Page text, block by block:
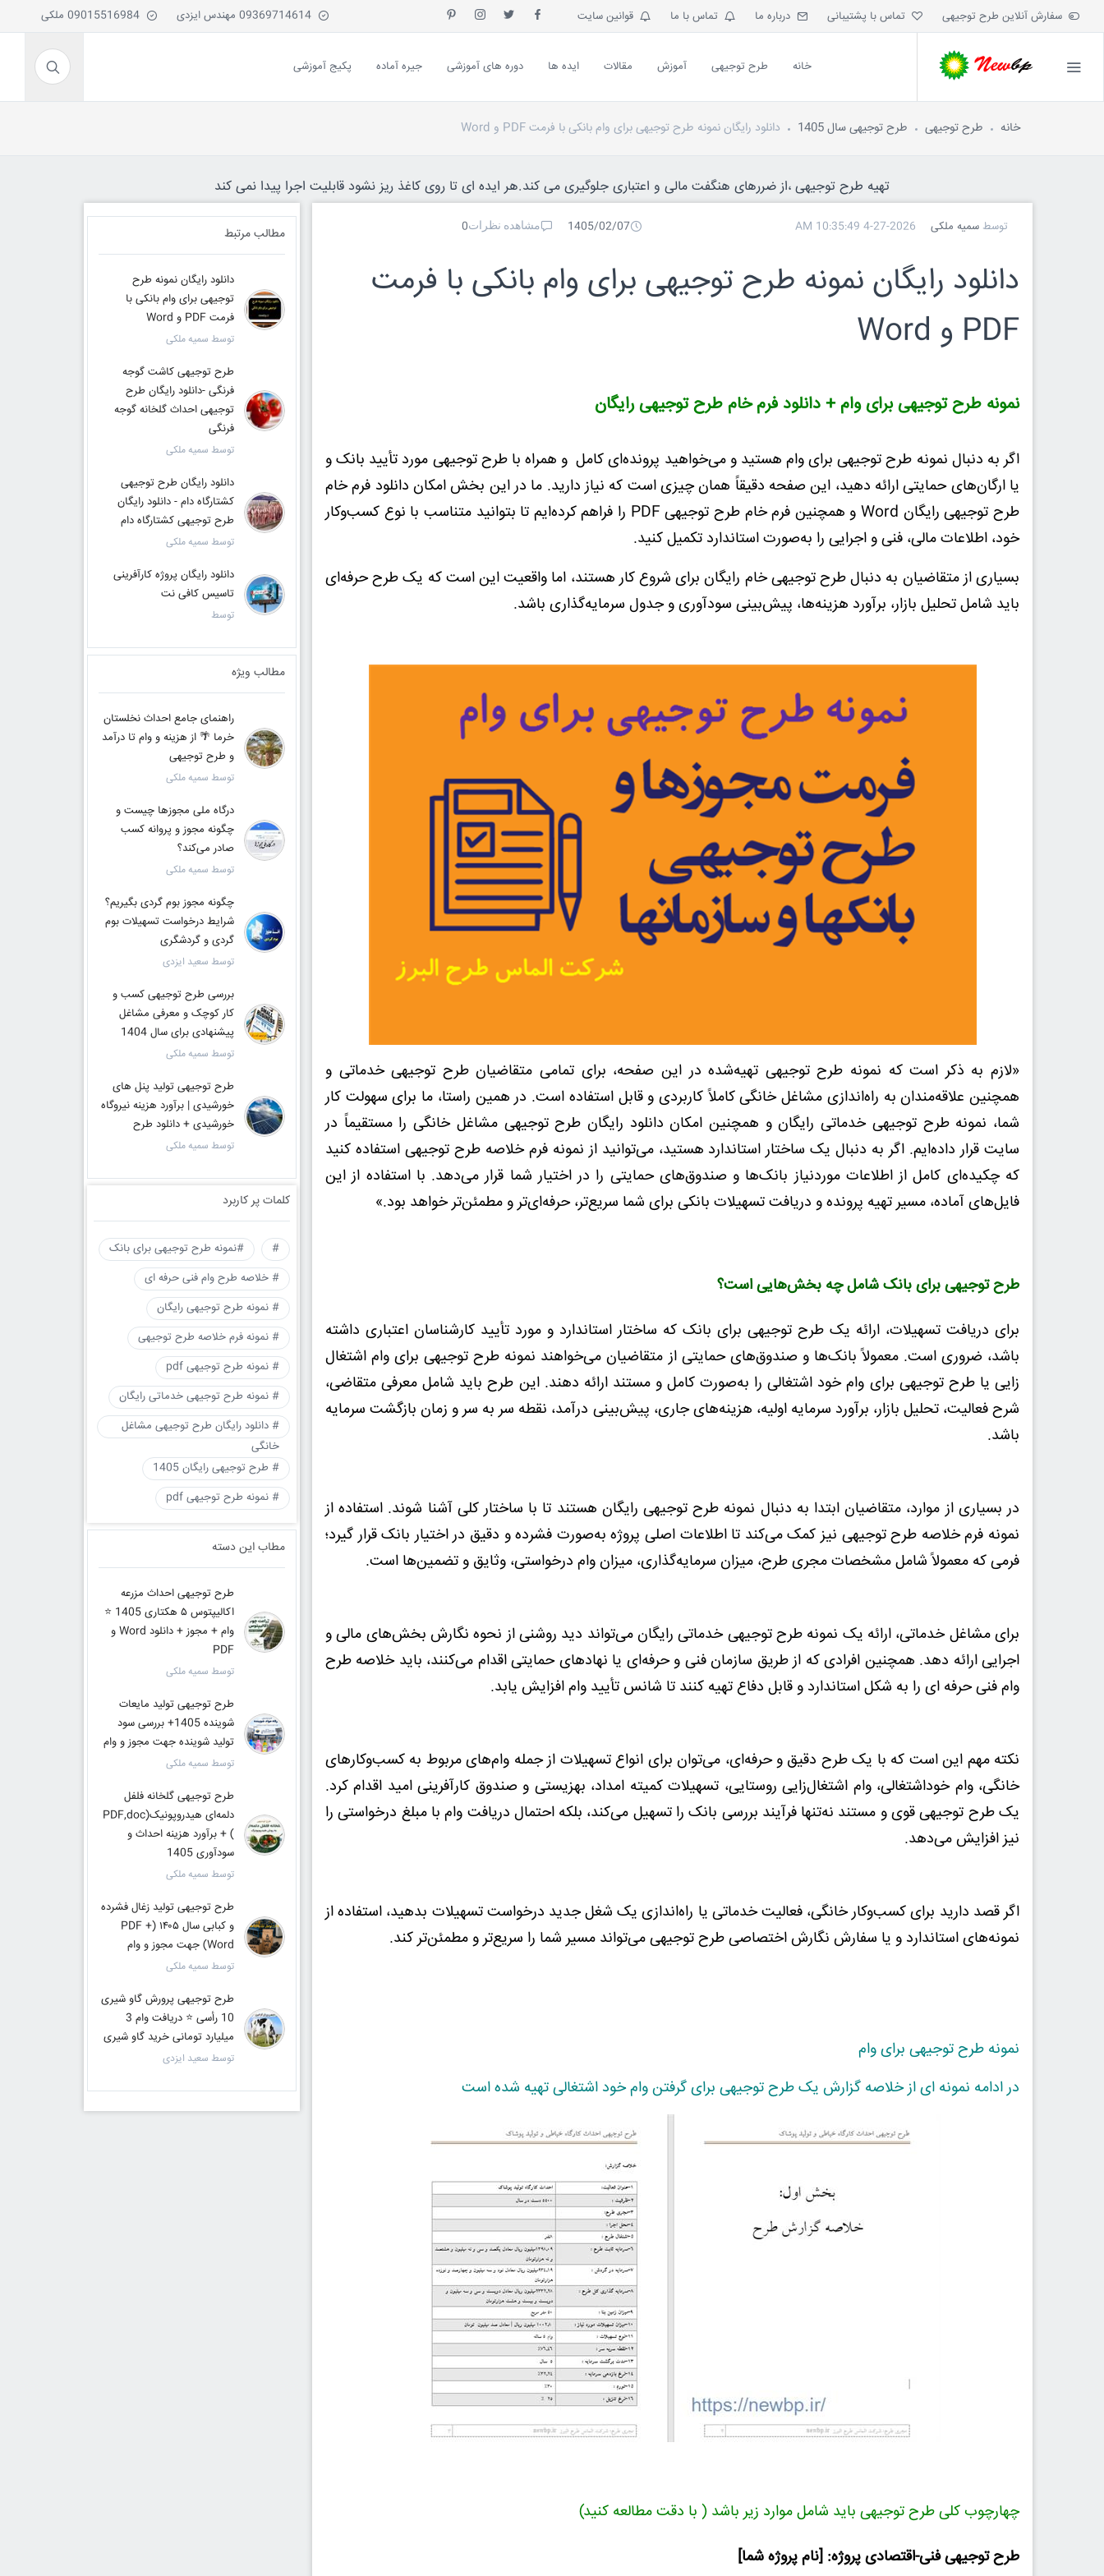
سفارش آنلاین طرح توجیهی تماس با پشتیبانی درباره ما تماس با ما قوانین سایت
خانه طرح توجیهی آموزش مقالات ایده ها دوره های آموزشی جیره آماده پکیج آموزشی
خانه طرح توجیهی طرح توجیهی سال 1405 دانلود رایگان نمونه طرح توجیهی برای وام بانکی با فرمت PDF و Word
تهیه طرح توجیهی ،از ضررهای هنگفت مالی و اعتباری جلوگیری می کند.هر ایده ای تا روی کاغذ ریز نشود قابلیت اجرا پیدا نمی کند
توسط سمیه ملکی 4-27-2026 10:35:49 AM
1405/02/07 مشاهده نظرات0
دانلود رایگان نمونه طرح توجیهی برای وام بانکی با فرمت
PDF و Word
نمونه طرح توجیهی برای وام + دانلود فرم خام طرح توجیهی رایگان
اگر به دنبال نمونه طرح توجیهی برای وام هستید و می‌خواهید پرونده‌ای کامل و همراه با طرح توجیهی مورد تأیید بانک و
یا ارگان‌های حمایتی ارائه دهید، این صفحه دقیقاً همان چیزی است که نیاز دارید. ما در این بخش امکان دانلود فرم خام
طرح توجیهی رایگان Word و همچنین فرم خام طرح توجیهیPDF را فراهم کرده‌ایم تا بتوانید متناسب با نوع کسب‌وکار
خود، اطلاعات مالی، فنی و اجرایی را به‌صورت استاندارد تکمیل کنید.
بسیاری از متقاضیان به دنبال طرح توجیهی خام رایگان برای شروع کار هستند، اما واقعیت این است که یک طرح حرفه‌ای
باید شامل تحلیل بازار، برآورد هزینه‌ها، پیش‌بینی سودآوری و جدول سرمایه‌گذاری باشد.
«لازم به ذکر است که نمونه طرح توجیهی تهیه‌شده در این صفحه، برای تمامی متقاضیان طرح توجیهی خدماتی و
همچنین علاقه‌مندان به راه‌اندازی مشاغل خانگی کاملاً کاربردی و قابل استفاده است. در همین راستا، ما برای سهولت کار
شما، نمونه طرح توجیهی خدماتی رایگان و همچنین امکان دانلود رایگان طرح توجیهی مشاغل خانگی را مستقیماً در
سایت قرار داده‌ایم. اگر به دنبال یک ساختار استاندارد هستید، می‌توانید از نمونه فرم خلاصه طرح توجیهی استفاده کنید
که چکیده‌ای کامل از اطلاعات موردنیاز بانک‌ها و صندوق‌های حمایتی را در اختیار شما قرار می‌دهد. با استفاده از این
فایل‌های آماده، مسیر تهیه پرونده و دریافت تسهیلات بانکی برای شما سریع‌تر، حرفه‌ای‌تر و مطمئن‌تر خواهد بود.»
طرح توجیهی برای بانک شامل چه بخش‌هایی است؟
برای دریافت تسهیلات، ارائه یک طرح توجیهی برای بانک که ساختار استاندارد و مورد تأیید کارشناسان اعتباری داشته
باشد، ضروری است. معمولاً بانک‌ها و صندوق‌های حمایتی از متقاضیان می‌خواهند نمونه طرح توجیهی برای وام اشتغال
زایی یا طرح توجیهی برای وام خود اشتغالی را به‌صورت کامل و مستند ارائه دهند. این طرح باید شامل معرفی متقاضی،
شرح فعالیت، تحلیل بازار، برآورد سرمایه اولیه، هزینه‌های جاری، پیش‌بینی درآمد، نقطه سر به سر و زمان بازگشت سرمایه
باشد.
در بسیاری از موارد، متقاضیان ابتدا به دنبال نمونه طرح توجیهی رایگان هستند تا با ساختار کلی آشنا شوند. استفاده از
نمونه فرم خلاصه طرح توجیهی نیز کمک می‌کند تا اطلاعات اصلی پروژه به‌صورت فشرده و دقیق در اختیار بانک قرار گیرد؛
فرمی که معمولاً شامل مشخصات مجری طرح، میزان سرمایه‌گذاری، میزان وام درخواستی، وثایق و تضمین‌ها است.
برای مشاغل خدماتی، ارائه یک نمونه طرح توجیهی خدماتی رایگان می‌تواند دید روشنی از نحوه نگارش بخش‌های مالی و
اجرایی ارائه دهد. همچنین افرادی که از طریق سازمان فنی و حرفه‌ای یا نهادهای حمایتی اقدام می‌کنند، باید خلاصه طرح
وام فنی حرفه ای را به شکل استاندارد و قابل دفاع تهیه کنند تا شانس تأیید وام افزایش یابد.
نکته مهم این است که با یک طرح دقیق و حرفه‌ای، می‌توان برای انواع تسهیلات از جمله وام‌های مربوط به کسب‌وکارهای
خانگی، وام خوداشتغالی، وام اشتغال‌زایی روستایی، تسهیلات کمیته امداد، بهزیستی و صندوق کارآفرینی امید اقدام کرد.
یک طرح توجیهی قوی و مستند نه‌تنها فرآیند بررسی بانک را تسهیل می‌کند، بلکه احتمال دریافت وام با مبلغ درخواستی را
نیز افزایش می‌دهد.
اگر قصد دارید برای کسب‌وکار خانگی، فعالیت خدماتی یا راه‌اندازی یک شغل جدید درخواست تسهیلات بدهید، استفاده از
نمونه‌های استاندارد و یا سفارش نگارش اختصاصی طرح توجیهی می‌تواند مسیر شما را سریع‌تر و مطمئن‌تر کند.
نمونه طرح توجیهی برای وام
در ادامه نمونه ای از خلاصه گزارش یک طرح توجیهی برای گرفتن وام خود اشتغالی تهیه شده است
چهارچوب کلی طرح توجیهی باید شامل موارد زیر باشد ( با دقت مطالعه کنید)
طرح توجیهی فنی-اقتصادی پروژه: [نام پروژه شما]
مطالب مرتبط
دانلود رایگان نمونه طرح
توجیهی برای وام بانکی با
فرمت PDF و Word
توسط سمیه ملکی
طرح توجیهی کاشت گوجه
فرنگی -دانلود رایگان طرح
توجیهی احداث گلخانه گوجه
فرنگی
توسط سمیه ملکی
دانلود رایگان طرح توجیهی
کشتارگاه دام - دانلود رایگان
طرح توجیهی کشتارگاه دام
توسط سمیه ملکی
دانلود رایگان پروژه کارآفرینی
تاسیس کافی نت
توسط
مطالب ویژه
راهنمای جامع احداث نخلستان
خرما 🌴 از هزینه و وام تا درآمد
و طرح توجیهی
توسط سمیه ملکی
درگاه ملی مجوزها چیست و
چگونه مجوز و پروانه کسب
صادر می‌کند؟
توسط سمیه ملکی
چگونه مجوز بوم گردی بگیریم؟
شرایط درخواست تسهیلات بوم
گردی و گردشگری
توسط سعید ایزدی
بررسی طرح توجیهی کسب و
کار کوچک و معرفی مشاغل
پیشنهادی برای سال 1404
توسط سمیه ملکی
طرح توجیهی تولید پنل های
خورشیدی | برآورد هزینه نیروگاه
خورشیدی + دانلود طرح
توسط سمیه ملکی
کلمات پر کاربرد
#
#نمونه طرح توجیهی برای بانک
# خلاصه طرح وام فنی حرفه ای
# نمونه طرح توجیهی رایگان
# نمونه فرم خلاصه طرح توجیهی
# نمونه طرح توجیهی pdf
# نمونه طرح توجیهی خدماتی رایگان
# دانلود رایگان طرح توجیهی مشاغل
خانگی
# طرح توجیهی رایگان 1405
# نمونه طرح توجیهی pdf
مطاب این دسته
طرح توجیهی احداث مزرعه
اکالیپتوس ۵ هکتاری 1405 ⭐️
وام + مجوز + دانلود Word و
PDF
توسط سمیه ملکی
طرح توجیهی تولید مایعات
شوینده 1405+ بررسی سود
تولید شوینده جهت مجوز و وام
توسط سمیه ملکی
طرح توجیهی گلخانه فلفل
دلمه‌ای هیدروپونیک(PDF,doc
) + برآورد هزینه احداث و
سودآوری 1405
توسط سمیه ملکی
طرح توجیهی تولید زغال فشرده
و کبابی سال ۱۴۰۵ (PDF +
Word) جهت مجوز و وام
توسط سمیه ملکی
طرح توجیهی پرورش گاو شیری
10 رأسی ⭐ دریافت وام 3
میلیارد تومانی خرید گاو شیری
توسط سعید ایزدی